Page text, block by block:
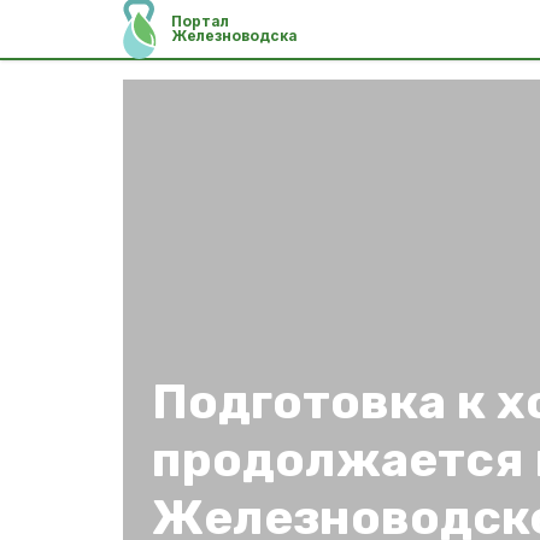
Портал
Железноводска
Подготовка к
продолжается